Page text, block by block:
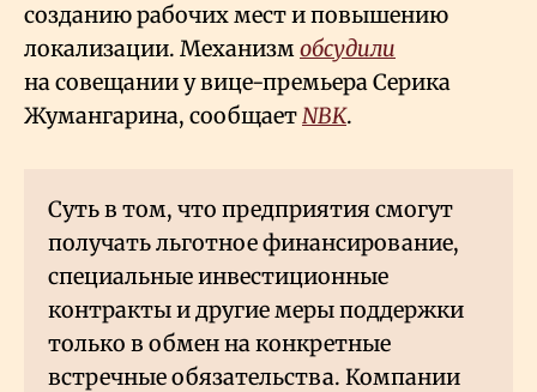
созданию рабочих мест и повышению
локализации. Механизмобсудили
на совещании у вице-премьера Серика
Жумангарина, сообщаетNBK.
Суть в том, что предприятия смогут
получать льготное финансирование,
специальные инвестиционные
контракты и другие меры поддержки
только в обмен на конкретные
встречные обязательства. Компании